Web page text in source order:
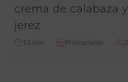
crema de calabaza y
jerez
15 min Principiante 2